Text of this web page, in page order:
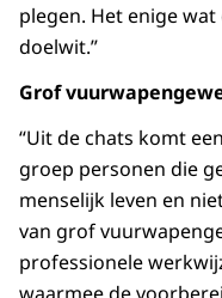
plegen. Het enige
doelwit.”
Grof
“Uit de chats komt
groep personen die
menselijk leven en
van grof
professionele